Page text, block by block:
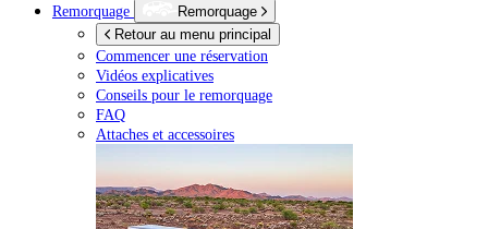
Remorquage
Remorquage
Retour au menu principal
Commencer une réservation
Vidéos explicatives
Conseils pour le remorquage
FAQ
Attaches et accessoires